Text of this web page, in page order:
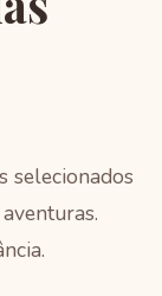
selecionados